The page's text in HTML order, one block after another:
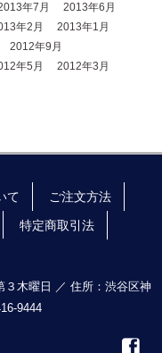
年7月
2013年6月
年2月
2013年1月
2012年9月
年5月 2012年3月
て
ご注文方法
特定商取引法
木曜日 ／ 住所：渋谷区神
9444